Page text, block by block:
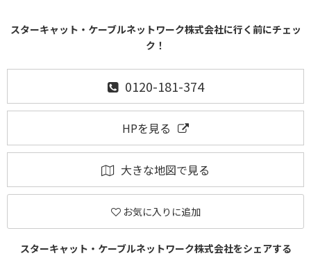
スターキャット・ケーブルネットワーク株式会社に行く前にチェッ
ク！
0120-181-374
HPを見る
大きな地図で見る
お気に入りに追加
スターキャット・ケーブルネットワーク株式会社をシェアする